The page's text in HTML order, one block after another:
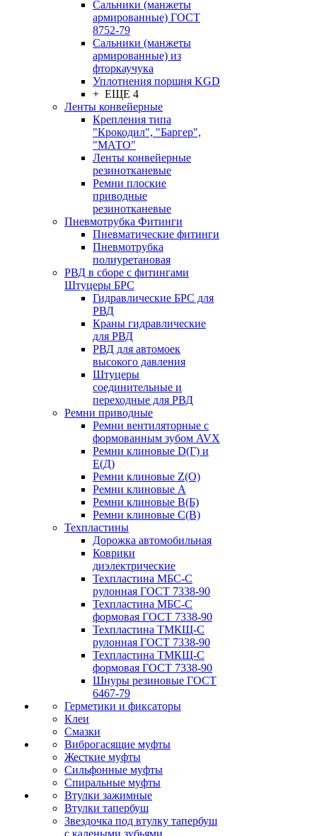
Сальники (манжеты
армированные) ГОСТ
8752-79
Сальники (манжеты
армированные) из
фторкаучука
Уплотнения поршня KGD
+ ЕЩЕ 4
Ленты конвейерные
Крепления типа
"Крокодил", "Баргер",
"МАТО"
Ленты конвейерные
резинотканевые
Ремни плоские
приводные
резинотканевые
Пневмотрубка Фитинги
Пневматические фитинги
Пневмотрубка
полиуретановая
РВД в сборе с фитингами
Штуцеры БРС
Гидравлические БРС для
РВД
Краны гидравлические
для РВД
РВД для автомоек
высокого давления
Штуцеры
соединительные и
переходные для РВД
Ремни приводные
Ремни вентиляторные с
формованным зубом AVX
Ремни клиновые D(Г) и
Е(Д)
Ремни клиновые Z(О)
Ремни клиновые А
Ремни клиновые В(Б)
Ремни клиновые С(В)
Техпластины
Дорожка автомобильная
Коврики
диэлектрические
Техпластина МБС-С
рулонная ГОСТ 7338-90
Техпластина МБС-С
формовая ГОСТ 7338-90
Техпластина ТМКЩ-С
рулонная ГОСТ 7338-90
Техпластина ТМКЩ-С
формовая ГОСТ 7338-90
Шнуры резиновые ГОСТ
6467-79
Герметики и фиксаторы
Клеи
Смазки
Виброгасящие муфты
Жесткие муфты
Сильфонные муфты
Спиральные муфты
Втулки зажимные
Втулки тапербуш
Звездочка под втулку тапербуш
c калеными зубьями